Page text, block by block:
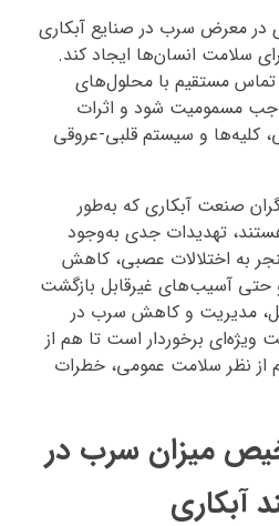
در معرض سرب در صنایع آبکاری
سلامت انسان‌ها ایجاد کند.
مستقیم با محلول‌های
مسمومیت شود و اثرات
و سیستم قلبی-عروقی
صنعت آبکاری که به‌طور
تهدیدات جدی به‌وجود
به اختلالات عصبی، کاهش
حتی آسیب‌های غیرقابل بازگشت
مدیریت و کاهش سرب در
ویژه‌ای برخوردار است تا هم از
نظر سلامت عمومی، خطرات
میزان سرب در
آبکاری